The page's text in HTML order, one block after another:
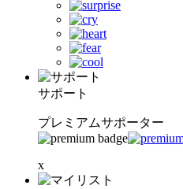
サポート
プレミアムサポーター
x